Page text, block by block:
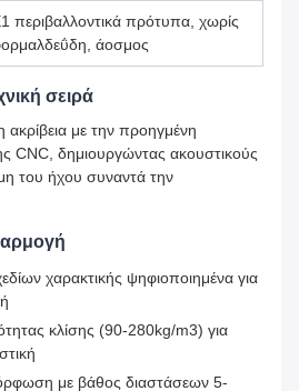
περιβαλλοντικά πρότυπα, χωρίς
άοσμος
σειρά
με την προηγμένη
CNC, δημιουργώντας ακουστικούς
του ήχου συναντά την
χαρακτικής ψηφιοποιημένα για
κλίσης (90-280kg/m3) για
με βάθος διαστάσεων 5-